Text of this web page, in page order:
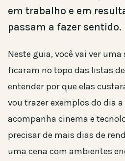
em trabalho e em
passam a fazer sentido.
Neste guia, você vai ver uma
ficaram no topo das listas
entender por que elas
vou trazer exemplos do dia
acompanha cinema e
precisar de mais dias de
uma cena com ambientes